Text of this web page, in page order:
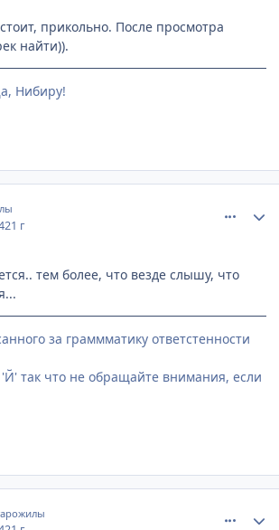
прикольно. После просмотра
найти)).
Нибиру!
21 г
тем более, что везде слышу, что
за граммматику ответстенности
'Й' так что не обращайте внимания, если